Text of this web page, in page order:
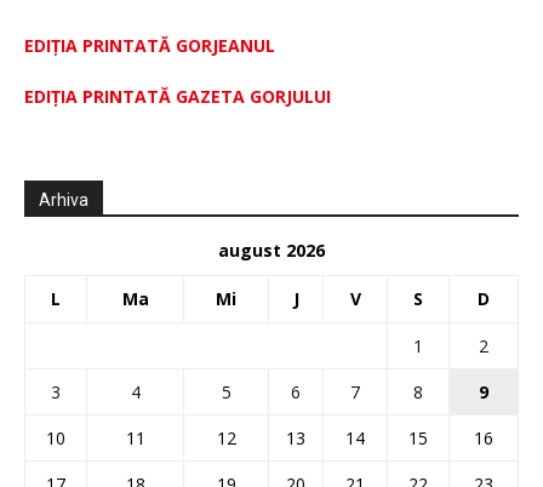
EDIȚIA PRINTATĂ GORJEANUL
EDIŢIA PRINTATĂ GAZETA GORJULUI
Arhiva
august 2026
L Ma Mi J V S D
1
2
3
4 5 6 7 8
9
10
11 12 13 14 15
16